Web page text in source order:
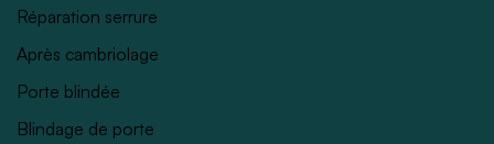
Réparation serrure
Après cambriolage
Porte blindée
Blindage de porte